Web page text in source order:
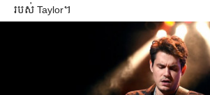
របស់​ Taylor។